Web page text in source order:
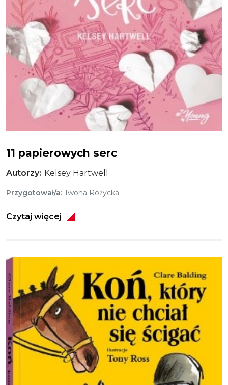
11 papierowych serc
Autorzy Kelsey Hartwell
Przygotował/a Iwona Różycka
Czytaj więcej
Obraz